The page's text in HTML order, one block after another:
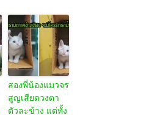
สองพี่น้องแมวจร
สูญเสียดวงตา
ตัวละข้าง แต่ทั้ง